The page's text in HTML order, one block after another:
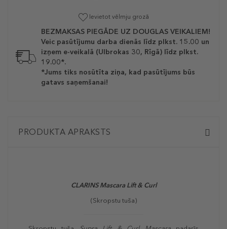
Ievietot vēlmju grozā
BEZMAKSAS PIEGĀDE UZ DOUGLAS VEIKALIEM!
Veic pasūtījumu darba dienās līdz plkst. 15.00 un
izņem e-veikalā (Ulbrokas 30, Rīgā) līdz plkst.
19.00*.
*Jums tiks nosūtīta ziņa, kad pasūtījums būs
gatavs saņemšanai!
PRODUKTA APRAKSTS
CLARINS Mascara Lift & Curl
(Skropstu tuša)